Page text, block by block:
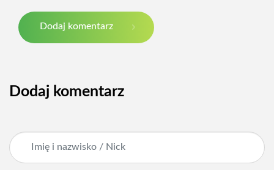
Dodaj komentarz
Dodaj komentarz